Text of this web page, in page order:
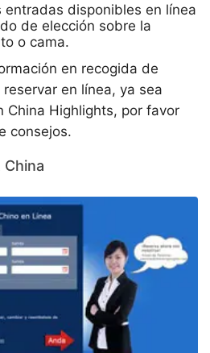
entradas disponibles en línea
de elección sobre la
o cama.
en recogida de
en línea, ya sea
China Highlights, por favor
consejos.
China